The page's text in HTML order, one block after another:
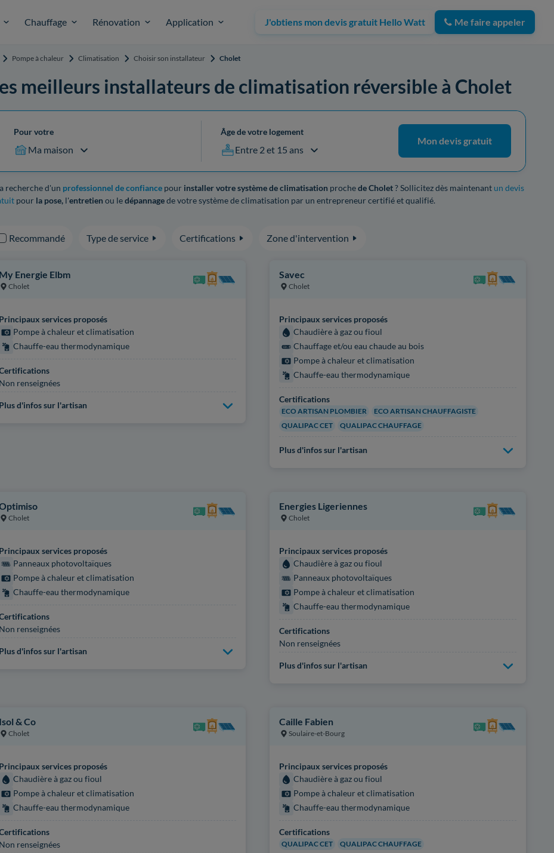
Chauffage Rénovation Application J'obtiens mon devis gratuit Hello Watt Me faire appeler
Pompe à chaleur Climatisation Choisir son installateur Cholet
meilleurs installateurs de climatisation réversible à Cholet
Pour votre
Ma maison
Âge de votre logement
Entre 2 et 15 ans
Mon devis gratuit
recherche d'un professionnel de confiance pour installer votre système de climatisation prochede Cholet? Sollicitez dès maintenant un devis
pour la pose, l'entretien ou ledépannagede votre système de climatisation par un entrepreneur certifié et qualifié.
Recommandé Type de service Certifications Zone d'intervention
My Energie Elbm
Cholet
Principaux services proposés
Pompe à chaleur et climatisation
Chauffe-eau thermodynamique
Non renseignées
Plus d'infos sur l'artisan
Savec
Cholet
Principaux services proposés
Chaudière à gaz ou fioul
Chauffage et/ou eau chaude au bois
Pompe à chaleur et climatisation
Chauffe-eau thermodynamique
Certifications
ECO ARTISAN PLOMBIER
ECO ARTISAN CHAUFFAGISTE
QUALIPAC CET
QUALIPAC CHAUFFAGE
Plus d'infos sur l'artisan
Cholet
Principaux services proposés
Panneaux photovoltaïques
Pompe à chaleur et climatisation
Chauffe-eau thermodynamique
Non renseignées
Plus d'infos sur l'artisan
Energies Ligeriennes
Cholet
Principaux services proposés
Chaudière à gaz ou fioul
Panneaux photovoltaïques
Pompe à chaleur et climatisation
Chauffe-eau thermodynamique
Certifications
Non renseignées
Plus d'infos sur l'artisan
Isol & Co
Cholet
Principaux services proposés
Chaudière à gaz ou fioul
Pompe à chaleur et climatisation
Chauffe-eau thermodynamique
Non renseignées
Caille Fabien
Soulaire-et-Bourg
Principaux services proposés
Chaudière à gaz ou fioul
Pompe à chaleur et climatisation
Chauffe-eau thermodynamique
Certifications
QUALIPAC CET QUALIPAC CHAUFFAGE